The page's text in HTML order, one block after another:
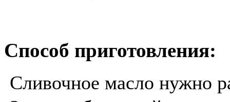
Способ приготовления:
Сливочное масло нужно